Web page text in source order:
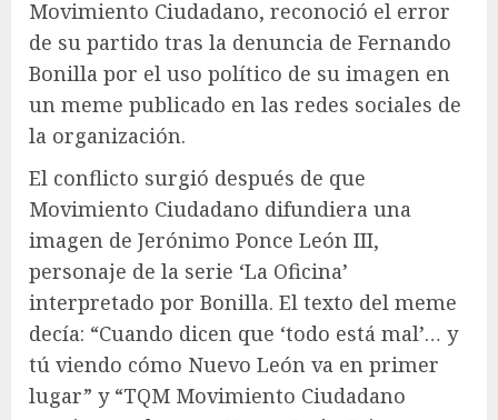
Movimiento Ciudadano, reconoció el error
de su partido tras la denuncia de Fernando
Bonilla por el uso político de su imagen en
un meme publicado en las redes sociales de
la organización.
El conflicto surgió después de que
Movimiento Ciudadano difundiera una
imagen de Jerónimo Ponce León III,
personaje de la serie ‘La Oficina’
interpretado por Bonilla. El texto del meme
decía: “Cuando dicen que ‘todo está mal’… y
tú viendo cómo Nuevo León va en primer
lugar” y “TQM Movimiento Ciudadano